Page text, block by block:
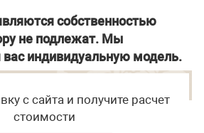
собственностью
не подлежат. Мы
вас индивидуальную модель.
с сайта и получите расчет
стоимости